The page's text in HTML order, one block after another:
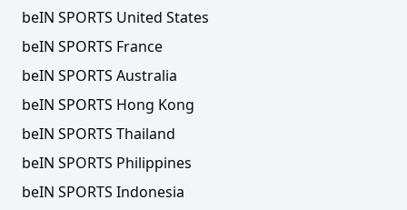
beIN SPORTS United States
beIN SPORTS France
beIN SPORTS Australia
beIN SPORTS Hong Kong
beIN SPORTS Thailand
beIN SPORTS Philippines
beIN SPORTS Indonesia